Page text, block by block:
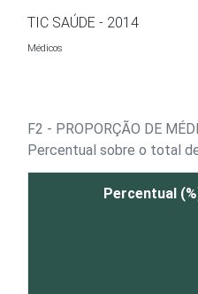
Ir para o conteúdo
TIC SAÚDE - 2014
Médicos
F2 - PROPORÇÃO DE
Percentual sobre o total
Percentual